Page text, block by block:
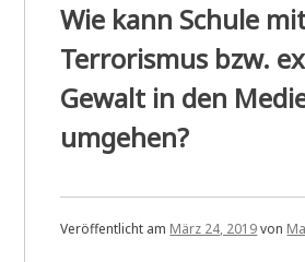
Wie kann Schule
Terrorismus bzw.
Gewalt in den
umgehen?
Veröffentlicht am März 24, 2019von